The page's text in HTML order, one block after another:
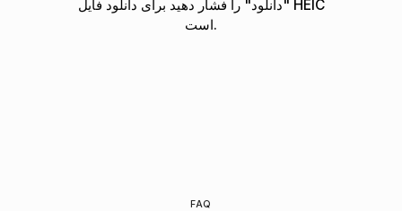
"دانلود" را فشار دهید برای دانلود فایل HEIC
است.
FAQ